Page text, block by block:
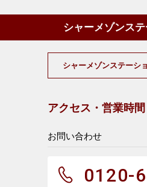
シャーメゾンス
シャーメゾンステーシ
アクセス・営業時間
お問い合わせ
0120-